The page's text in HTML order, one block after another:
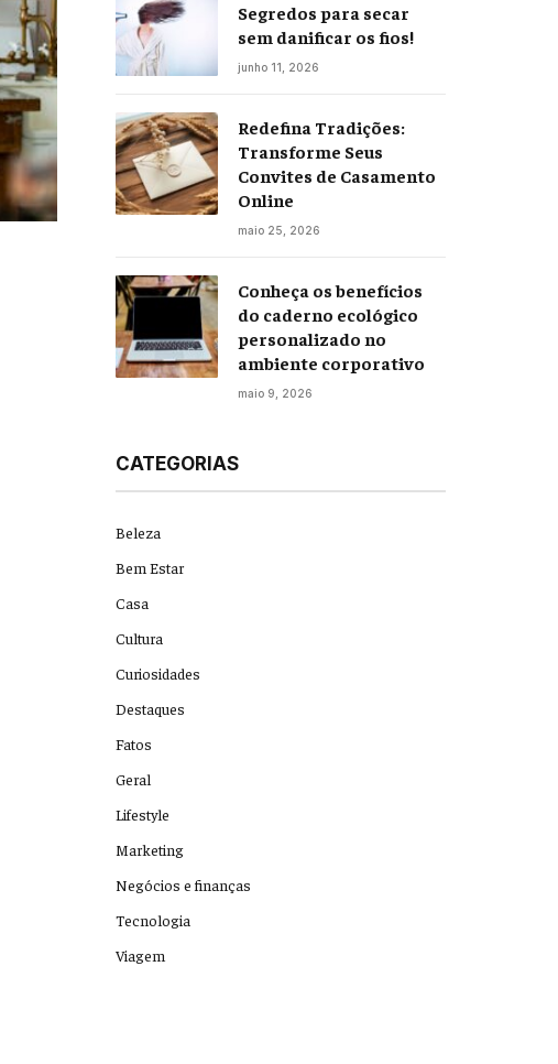
Segredos para secar
sem danificar os fios!
junho 11, 2026
Redefina Tradições:
Transforme Seus
Convites de Casamento
Online
maio 25, 2026
Conheça os benefícios
do caderno ecológico
personalizado no
ambiente corporativo
maio 9, 2026
CATEGORIAS
Beleza
Bem Estar
Casa
Cultura
Curiosidades
Destaques
Fatos
Geral
Lifestyle
Marketing
Negócios e finanças
Tecnologia
Viagem